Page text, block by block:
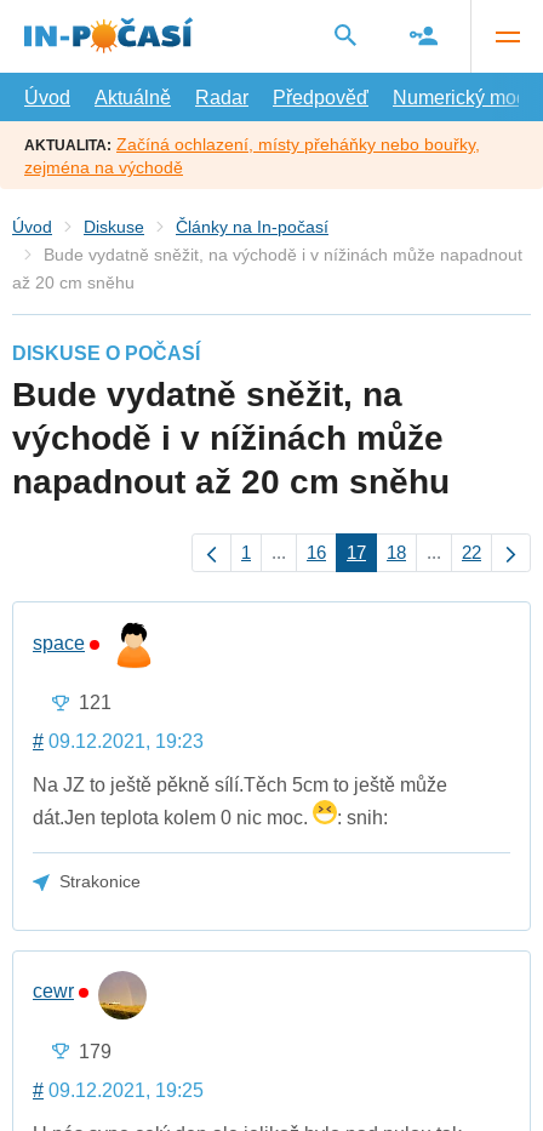
hlavní
Úvod
Aktuálně Radar Předpověď Numerický model
AKTUALITA: Začíná ochlazení, místy přeháňky nebo bouřky,
zejména na východě
Úvod Diskuse
Články na In-počasí
Bude vydatně sněžit, na východě i v nížinách může napadnout
až 20 cm sněhu
DISKUSE O POČASÍ
Bude vydatně sněžit, na
východě i v nížinách může
napadnout až 20 cm sněhu
1 ... 16 17 18 ... 22
space
121
# 09.12.2021, 19:23
Na JZ to ještě pěkně sílí.Těch 5cm to ještě může
dát.Jen teplota kolem 0 nic moc.
: snih:
Strakonice
cewr
179
# 09.12.2021, 19:25